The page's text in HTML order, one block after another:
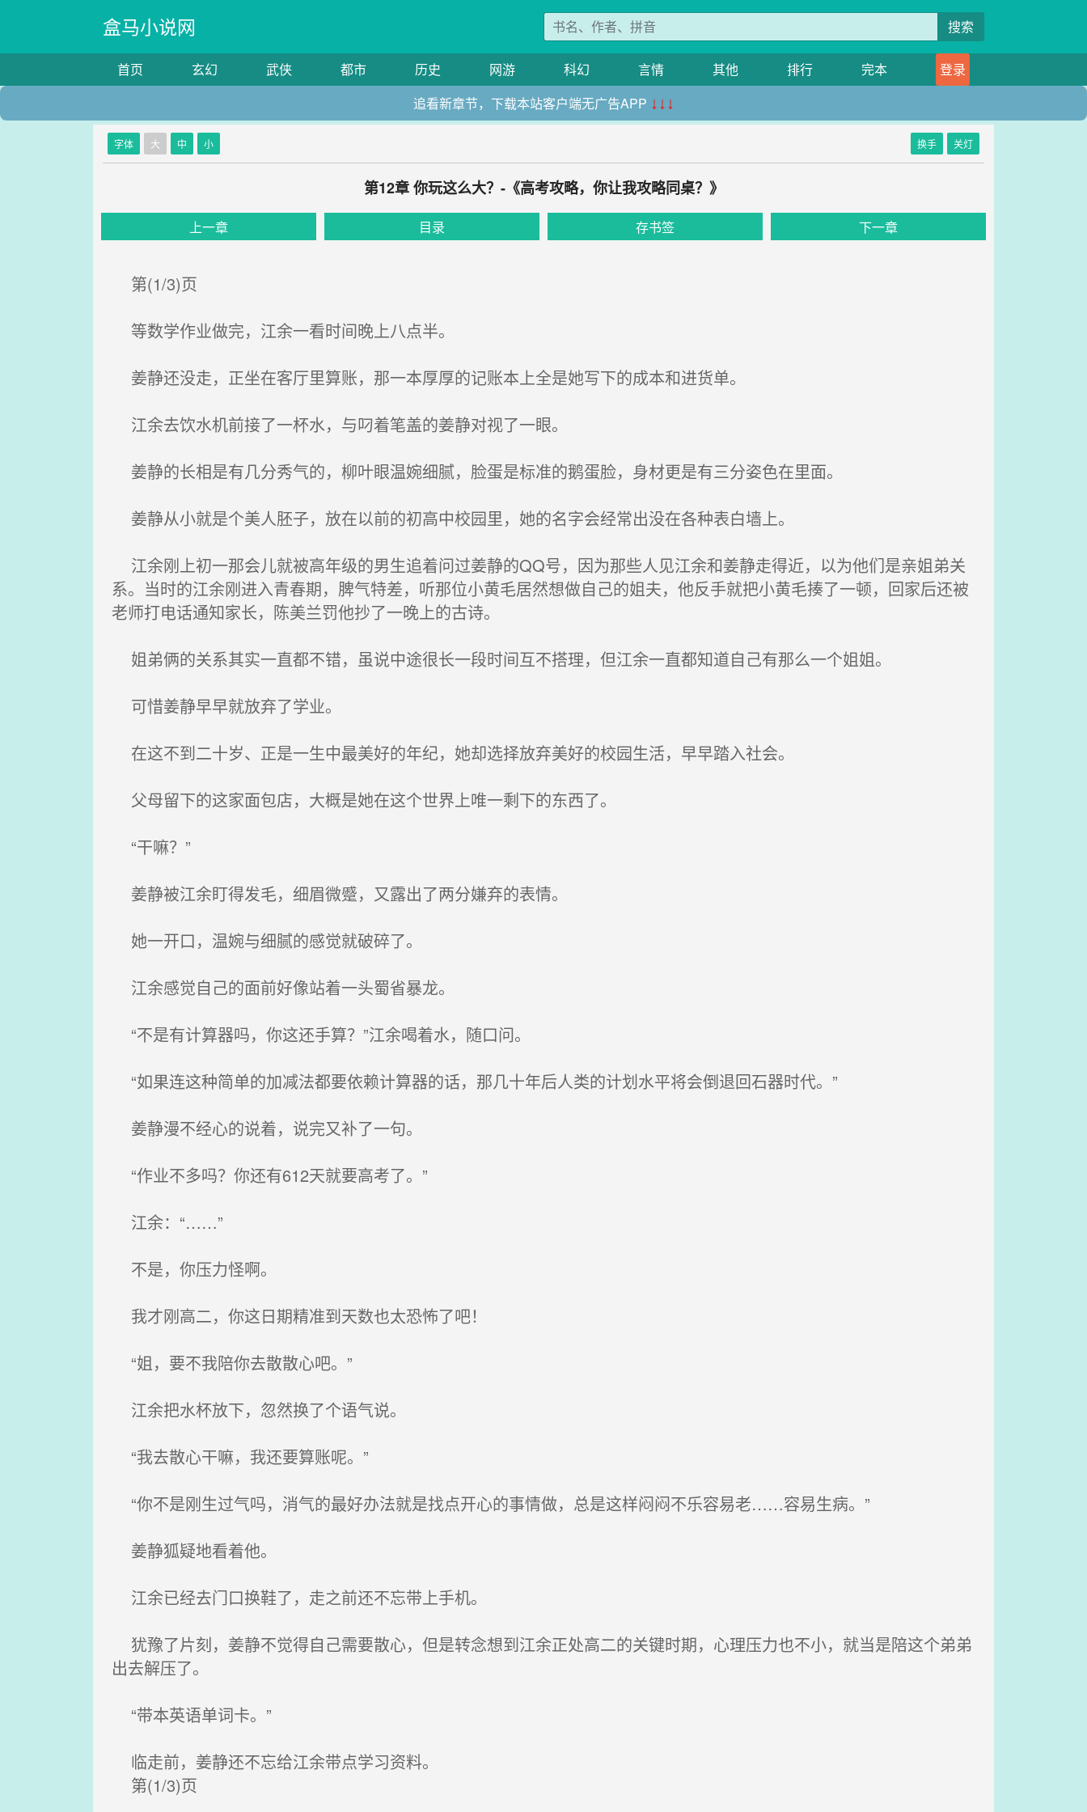
盒马小说网 搜索
首页 玄幻 武侠 都市 历史 网游 科幻 言情 其他 排行 完本
登录
追看新章节，下载本站客户端无广告APP ↓↓↓
字体 大 中 小 换手 关灯
第12章 你玩这么大？-《高考攻略，你让我攻略同桌？》
上一章 目录 存书签 下一章
第(1/3)页
等数学作业做完，江余一看时间晚上八点半。
姜静还没走，正坐在客厅里算账，那一本厚厚的记账本上全是她写下的成本和进货单。
江余去饮水机前接了一杯水，与叼着笔盖的姜静对视了一眼。
姜静的长相是有几分秀气的，柳叶眼温婉细腻，脸蛋是标准的鹅蛋脸，身材更是有三分姿色在里面。
姜静从小就是个美人胚子，放在以前的初高中校园里，她的名字会经常出没在各种表白墙上。
江余刚上初一那会儿就被高年级的男生追着问过姜静的QQ号，因为那些人见江余和姜静走得近，以为他们是亲姐弟关
系。当时的江余刚进入青春期，脾气特差，听那位小黄毛居然想做自己的姐夫，他反手就把小黄毛揍了一顿，回家后还被
老师打电话通知家长，陈美兰罚他抄了一晚上的古诗。
姐弟俩的关系其实一直都不错，虽说中途很长一段时间互不搭理，但江余一直都知道自己有那么一个姐姐。
可惜姜静早早就放弃了学业。
在这不到二十岁、正是一生中最美好的年纪，她却选择放弃美好的校园生活，早早踏入社会。
父母留下的这家面包店，大概是她在这个世界上唯一剩下的东西了。
“干嘛？”
姜静被江余盯得发毛，细眉微蹙，又露出了两分嫌弃的表情。
她一开口，温婉与细腻的感觉就破碎了。
江余感觉自己的面前好像站着一头蜀省暴龙。
“不是有计算器吗，你这还手算？”江余喝着水，随口问。
“如果连这种简单的加减法都要依赖计算器的话，那几十年后人类的计划水平将会倒退回石器时代。”
姜静漫不经心的说着，说完又补了一句。
“作业不多吗？你还有612天就要高考了。”
江余：“……”
不是，你压力怪啊。
我才刚高二，你这日期精准到天数也太恐怖了吧！
“姐，要不我陪你去散散心吧。”
江余把水杯放下，忽然换了个语气说。
“我去散心干嘛，我还要算账呢。”
“你不是刚生过气吗，消气的最好办法就是找点开心的事情做，总是这样闷闷不乐容易老……容易生病。”
姜静狐疑地看着他。
江余已经去门口换鞋了，走之前还不忘带上手机。
犹豫了片刻，姜静不觉得自己需要散心，但是转念想到江余正处高二的关键时期，心理压力也不小，就当是陪这个弟弟
出去解压了。
“带本英语单词卡。”
临走前，姜静还不忘给江余带点学习资料。
第(1/3)页